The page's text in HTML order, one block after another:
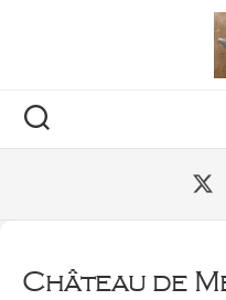
Château de